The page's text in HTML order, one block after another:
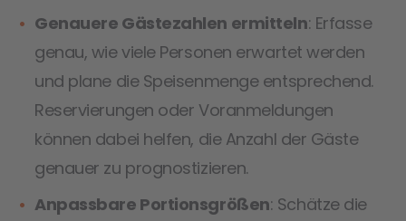
Genauere Gästezahlen ermitteln: Erfasse
genau, wie viele Personen erwartet werden
und plane die Speisenmenge entsprechend.
Reservierungen oder Voranmeldungen
können dabei helfen, die Anzahl der Gäste
genauer zu prognostizieren.
Anpassbare Portionsgrößen: Schätze die